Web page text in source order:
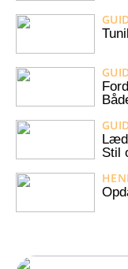
Stil